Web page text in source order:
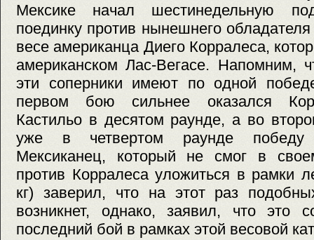
Мексике начал шестинедельную
поединку против нынешнего
весе американца Диего Корралеса,
американском Лас-Вегасе. Напомним,
эти соперники имеют по одной
первом бою сильнее оказался
Кастильо в десятом раунде, а во
уже в четвертом раунде победу
Мексиканец, который не смог в
против Корралеса уложиться в рамки
кг) заверил, что на этот раз
возникнет, однако, заявил, что это
последний бой в рамках этой весовой